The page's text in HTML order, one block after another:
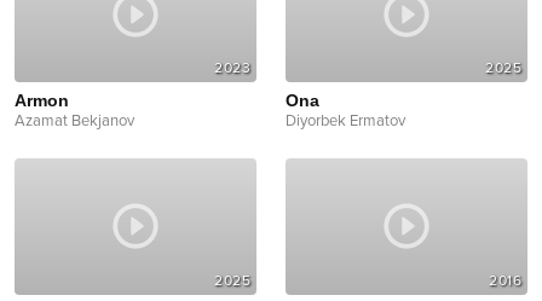
2023
Armon
Azamat Bekjanov
2025
Ona
Diyorbek Ermatov
2025 2016